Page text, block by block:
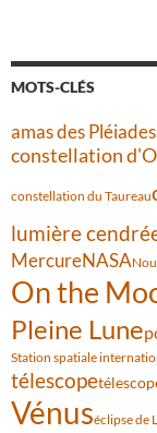
MOTS-CLÉS
amas des Pléiades
constellation
constellation du Taureau
lumière
MercureNASA
On the
Pleine Lune
Station spatiale
télescope
Vénuséclipse de